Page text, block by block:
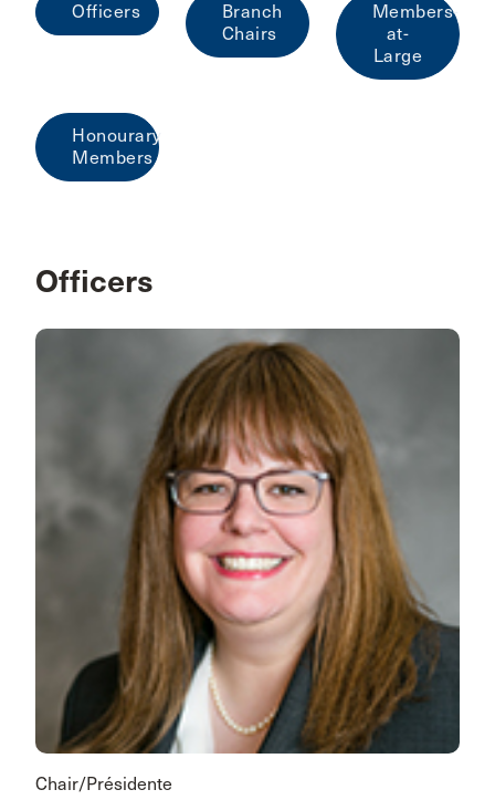
Officers
Branch
Chairs
Members-
at-
Large
Honourary
Members
Officers
Chair/Présidente